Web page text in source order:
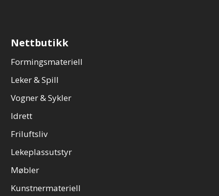
Nettbutikk
Formingsmateriell
Leker & Spill
Vogner & Sykler
Idrett
Friluftsliv
Lekeplassutstyr
Møbler
Kunstnermateriell